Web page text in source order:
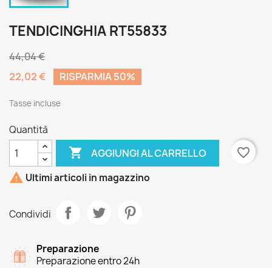
TENDICINGHIA RT55833
44,04 €
22,02 €
RISPARMIA 50%
Tasse incluse
Quantità
 AGGIUNGI AL CARRELLO
favorite_border
 Ultimi articoli in magazzino
Condividi
Preparazione
Preparazione entro 24h